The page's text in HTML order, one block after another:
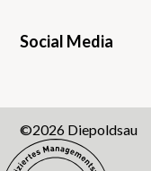
Social Media
©2026 Diepoldsau